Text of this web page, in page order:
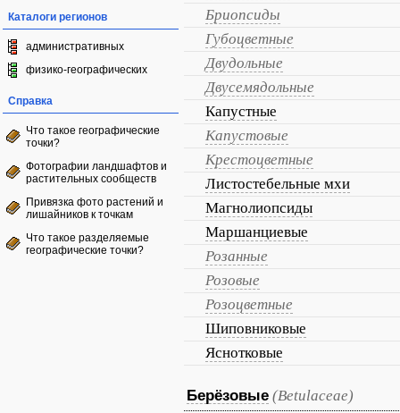
Каталоги регионов
административных
физико-географических
Справка
Что такое географические
точки?
Фотографии ландшафтов и
растительных сообществ
Привязка фото растений и
лишайников к точкам
Что такое разделяемые
географические точки?
Бриопсиды
Губоцветные
Двудольные
Двусемядольные
Капустные
Капустовые
Крестоцветные
Листостебельные мхи
Магнолиопсиды
Маршанциевые
Розанные
Розовые
Розоцветные
Шиповниковые
Яснотковые
Берёзовые (Betulaceae)